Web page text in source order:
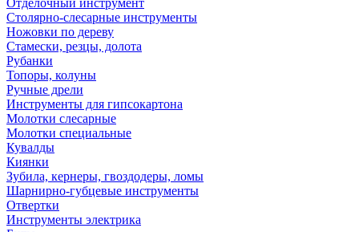
Отделочный инструмент
Столярно-слесарные инструменты
Ножовки по дереву
Стамески, резцы, долота
Рубанки
Топоры, колуны
Ручные дрели
Инструменты для гипсокартона
Молотки слесарные
Молотки специальные
Кувалды
Киянки
Зубила, кернеры, гвоздодеры, ломы
Шарнирно-губцевые инструменты
Отвертки
Инструменты электрика